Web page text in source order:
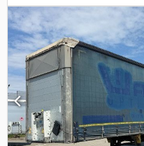
mm, yükleme alanı hacmi:101 m³,
445/45 R19,5
2017, Donanım: ABS
, Boş ağırlık:
sertifikası, Yükleme alanı (U G Y):
Lastik ebadı: 445/45 R19.5, Yükleme
3. dingil: , Havalı süspansiyon, Arka
Sistemi (EBS), 1x15 ve 2x7 pinli
bir özetini web sitemizde
Bireysel finansman çözümleri, full
hizmetler sunuyoruz. Size kişisel
memnuniyet duyarız.